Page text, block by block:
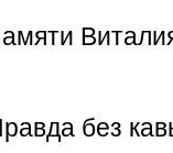
без